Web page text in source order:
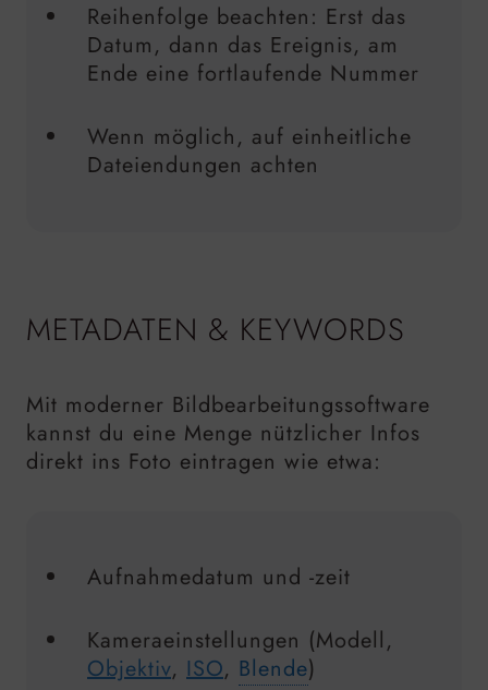
Reihenfolge beachten: Erst das
Datum, dann das Ereignis, am
Ende eine fortlaufende Nummer
Wenn möglich, auf einheitliche
Dateiendungen achten
METADATEN & KEYWORDS
Mit moderner Bildbearbeitungssoftware
kannst du eine Menge nützlicher Infos
direkt ins Foto eintragen wie etwa:
Aufnahmedatum und -zeit
Kameraeinstellungen (Modell,
Objektiv, ISO, Blende)